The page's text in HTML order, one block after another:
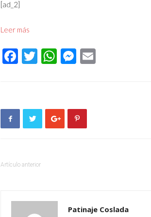
[ad_2]
Leer más
Facebook
Twitter
WhatsApp
Messenger
Artículo anterior
Patinaje Coslada